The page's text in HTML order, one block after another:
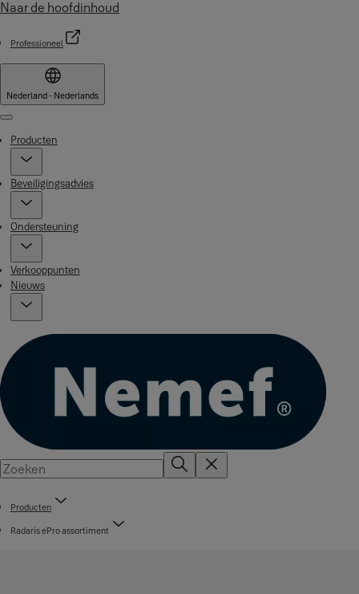
Naar de hoofdinhoud
Professioneel
Nederland - Nederlands
Menu
Producten
Beveiligingsadvies
Ondersteuning
Verkooppunten
Nieuws
Producten
Radaris ePro assortiment